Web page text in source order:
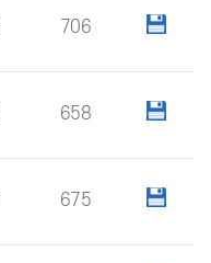
706
658
675